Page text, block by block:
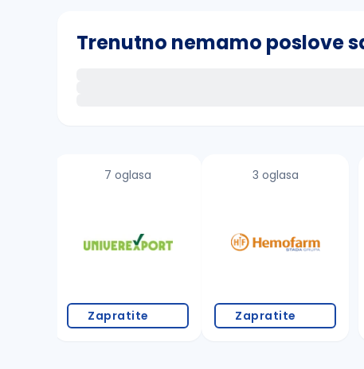
Trenutno nemamo poslove
proverite pravopisne greške (koristite č,
7 oglasa
Zapratite
3 oglasa
Zapratite